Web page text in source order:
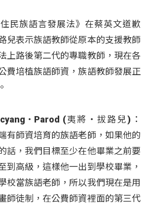
民族語言發展法》在蔡英文道歉
兒表示族語教師從原本的支援教師
上路後第二代的專職教師，現在各
費培植族語師資，族語教師發展正
(夷將‧拔路兒)：
有師資培育的族語老師，如果他的
話，我們目標至少在他畢業之前要
到高級，這樣他一出到學校畢業，
校當族語老師，所以我們現在是用
師徒制，在公費師資裡面的第三代